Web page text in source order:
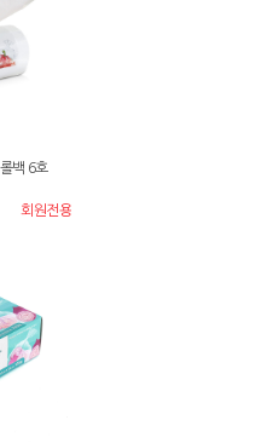
백 6호
회원전용